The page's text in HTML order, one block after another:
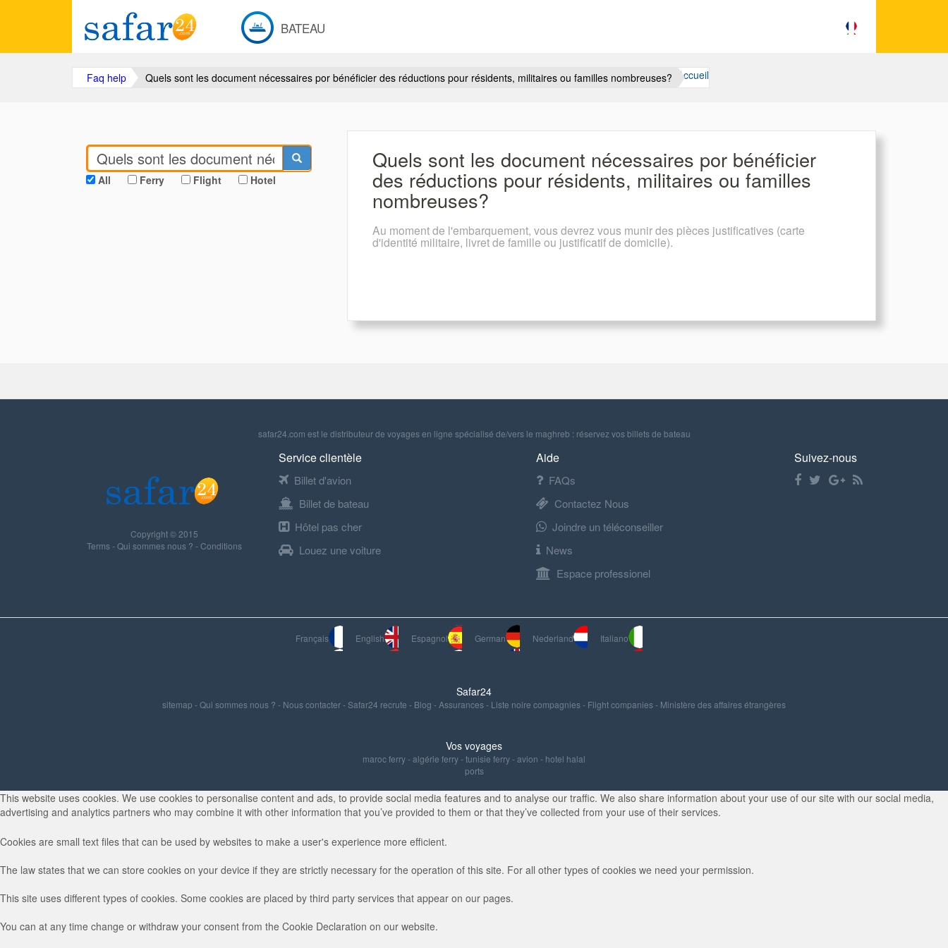
BATEAU
Accueil
Faq help Quels sont les document nécessaires por bénéficier des réductions pour résidents, militaires ou familles nombreuses?
All Ferry Flight Hotel
Quels sont les document nécessaires por bénéficier
des réductions pour résidents, militaires ou familles
nombreuses?
Au moment de l'embarquement, vous devrez vous munir des pièces justificatives (carte
d'identité militaire, livret de famille ou justificatif de domicile).
safar24.com est le distributeur de voyages en ligne spécialisé de/vers le maghreb : réservez vos billets de bateau
Copyright © 2015
Terms-Qui sommes nous ?-Conditions
Service clientèle
Billet d'avion
Billet de bateau
Hôtel pas cher
Louez une voiture
Aide
FAQs
Contactez Nous
Joindre un téléconseiller
News
Espace professionel
Suivez-nous
Français English Espagnol German Nederland Italiano
Safar24
sitemap -Qui sommes nous ? - Nous contacter-Safar24 recrute - Blog - Assurances- Liste noire compagnies- Flight companies- Ministère des affaires étrangères
Vos voyages
maroc ferry-algérie ferry-tunisie ferry-avion - hotel halal
ports
This website uses cookies. We use cookies to personalise content and ads, to provide social media features and to analyse our traffic. We also share information about your use of our site with our social media,
advertising and analytics partners who may combine it with other information that you’ve provided to them or that they’ve collected from your use of their services.
Cookies are small text files that can be used by websites to make a user's experience more efficient.
The law states that we can store cookies on your device if they are strictly necessary for the operation of this site. For all other types of cookies we need your permission.
This site uses different types of cookies. Some cookies are placed by third party services that appear on our pages.
You can at any time change or withdraw your consent from the Cookie Declaration on our website.